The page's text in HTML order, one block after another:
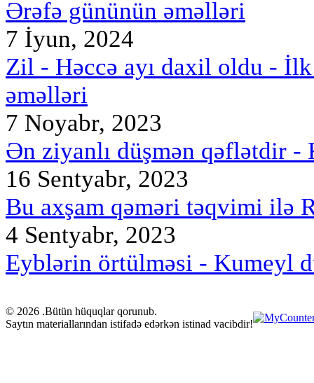
Ərəfə gününün əməlləri
7 İyun, 2024
Zil - Həccə ayı daxil oldu -
əməlləri
7 Noyabr, 2023
Ən ziyanlı düşmən qəflətdir -
16 Sentyabr, 2023
Bu axşam qəməri təqvimi ilə
4 Sentyabr, 2023
Eyblərin örtülməsi - Kumeyl
© 2026 .Bütün hüquqlar qorunub.
Saytın materiallarından istifadə edərkən istinad vacibdir!